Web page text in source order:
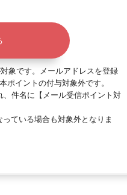
象です。メールアドレスを登録
イントの付与対象外です。
件名に【メール受信ポイント対
ている場合も対象外となりま